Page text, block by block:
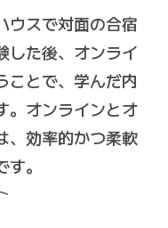
ウスで対面の合宿
した後、オンライ
ことで、学んだ内
。オンラインとオ
、効率的かつ柔軟
。